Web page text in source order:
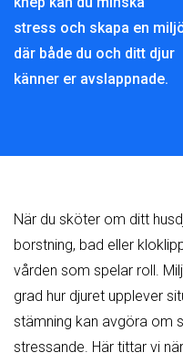
stress och skapa en
där både du och ditt djur
känner er avslappnade.
När du sköter om ditt
borstning, bad eller
vården som spelar roll.
grad hur djuret upplever
stämning kan avgöra om
stressande. Här tittar vi